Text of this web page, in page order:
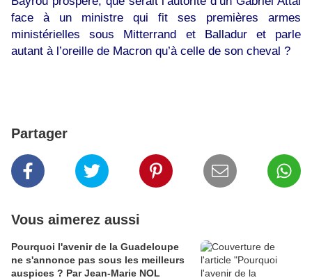
face à un ministre qui fit ses premières armes
ministérielles sous Mitterrand et Balladur et parle
autant à l’oreille de Macron qu’à celle de son cheval ?
Partager
Vous aimerez aussi
Pourquoi l'avenir de la Guadeloupe
ne s'annonce pas sous les meilleurs
auspices ? Par Jean-Marie NOL